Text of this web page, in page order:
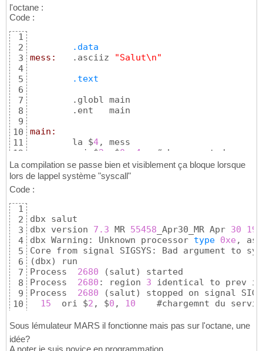
l'octane :
Code :
1
2
3
4
5
6
7
8
9
10
11
12
13
14
15
16
.data
mess:
	.asciiz
"Salut\n"
.text
main:
	la $
4, mess
	ori $
2 , $0 4
syscall
		#appel systeme
(
	ori $
2, $0,
        .
La compilation se passe bien et visiblement ça bloque lorsque
lors de lappel système "syscall"
Code :
1
2
3
4
5
6
7
8
9
10
dbx salut
dbx version 7.3 MR 55458 _Apr30_MR Apr 30
dbx Warning: Unknown processor type 0xe ,
Core from signal SIGSYS: Bad argument to
(dbx)
run
Process 2680 (salut)
started
Process 2680 : region 3 identical to prev
Process 2680 (salut)
stopped on signal
15
  ori $
2 , $0 , 10
Sous lémulateur MARS il fonctionne mais pas sur l'octane, une
idée?